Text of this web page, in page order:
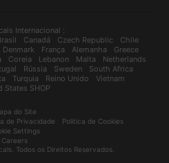
Internacional :
Canadá Czech Republic
Chile
Denmark França Alemanha
Greece
Coreia Lebanon Malta
Netherlands
Rússia Sweden
South Africa
Turquia Reino Unido
Vietnam
States SHOP
do Site
de Privacidade
Politica de Cookies
Settings
Careers
Todos os Direitos Reservados.